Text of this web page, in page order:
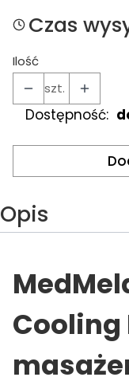
Czas
Ilość
szt.
Dostępność:
Opis